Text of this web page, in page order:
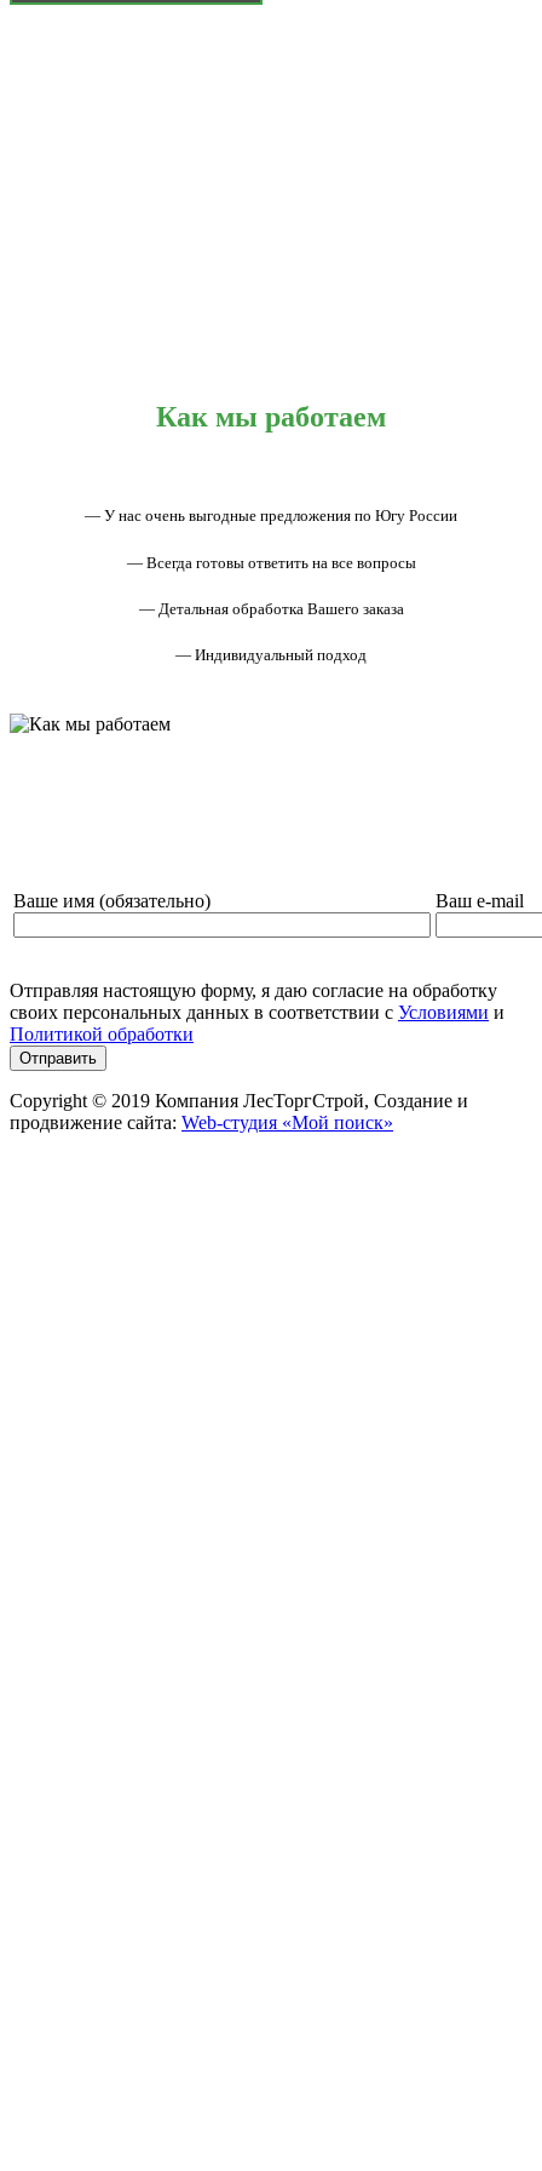
Как мы работаем
— У нас очень выгодные предложения по Югу России
— Всегда готовы ответить на все вопросы
— Детальная обработка Вашего заказа
— Индивидуальный подход
Ваше имя (обязательно) Ваш e-mail
Отправляя настоящую форму, я даю согласие на обработку
своих персональных данных в соответствии с Условиями и
Политикой обработки
Copyright © 2019 Компания ЛесТоргСтрой, Создание и
продвижение сайта: Web-студия «Мой поиск»